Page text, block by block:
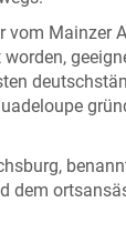
vom Mainzer
dem